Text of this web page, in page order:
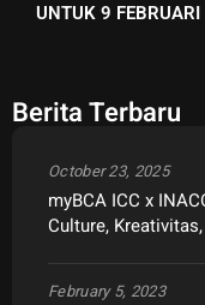
UNTUK 9 FEBRUARI
Berita Terbaru
myBCA ICC x
Culture,
October 23, 2025
February 5, 2023